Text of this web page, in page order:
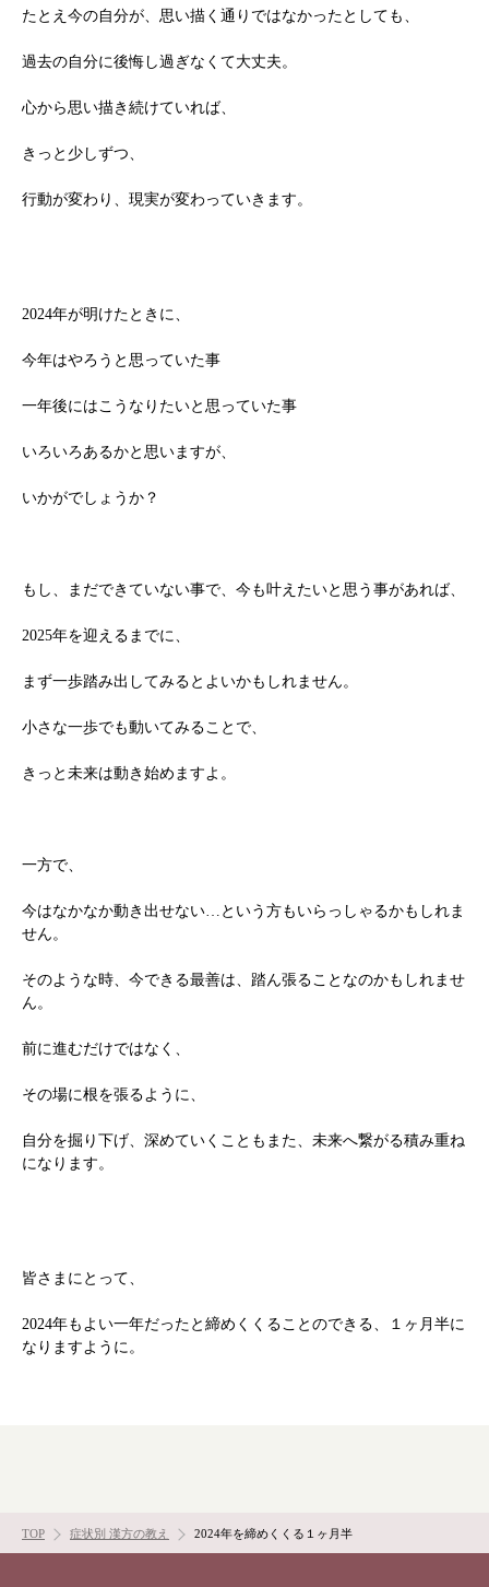
症状別 漢方の教え
漢方みず堂とは
お知らせ
漢方を知る 皆様からのご質問
採用情報
たとえ今の自分が、思い描く通りではなかったとしても、
過去の自分に後悔し過ぎなくて大丈夫。
心から思い描き続けていれば、
きっと少しずつ、
行動が変わり、現実が変わっていきます。
2024年が明けたときに、
今年はやろうと思っていた事
一年後にはこうなりたいと思っていた事
いろいろあるかと思いますが、
いかがでしょうか？
もし、まだできていない事で、今も叶えたいと思う事があれば、
2025年を迎えるまでに、
まず一歩踏み出してみるとよいかもしれません。
小さな一歩でも動いてみることで、
きっと未来は動き始めますよ。
一方で、
今はなかなか動き出せない…という方もいらっしゃるかもしれま
せん。
そのような時、今できる最善は、踏ん張ることなのかもしれませ
ん。
前に進むだけではなく、
その場に根を張るように、
自分を掘り下げ、深めていくこともまた、未来へ繋がる積み重ね
になります。
皆さまにとって、
2024年もよい一年だったと締めくくることのできる、１ヶ月半に
なりますように。
TOP 症状別 漢方の教え 2024年を締めくくる１ヶ月半